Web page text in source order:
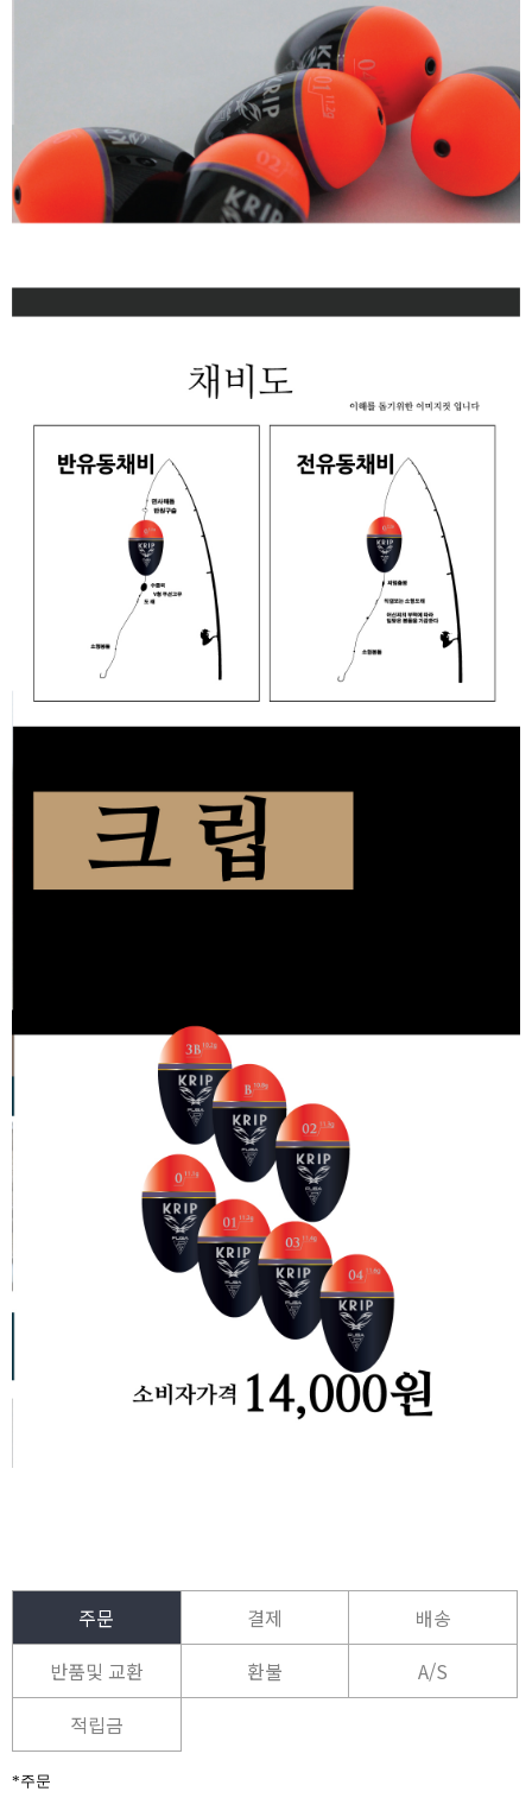
주문 결제
배송
반품및 교환
환불
A/S
적립금
*주문